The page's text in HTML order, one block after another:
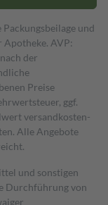
und
AVP:
der
Preise
ggf.
versand­kosten­
Alle Angebote
und sonstigen
Durchführung von